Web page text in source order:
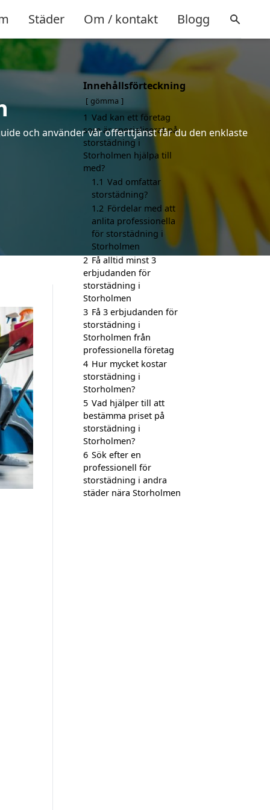
Städer Om / kontakt Blogg
och använder vår offerttjänst får du den enklaste
Innehållsförteckning
gömma
1 Vad kan ett företag
som är specialiserat på
storstädning i
Storholmen hjälpa till
med?
1.1 Vad omfattar
storstädning?
1.2 Fördelar med att
anlita professionella
för storstädning i
Storholmen
2 Få alltid minst 3
erbjudanden för
storstädning i
Storholmen
3 Få 3 erbjudanden för
storstädning i
Storholmen från
professionella företag
4 Hur mycket kostar
storstädning i
Storholmen?
5 Vad hjälper till att
bestämma priset på
storstädning i
Storholmen?
6 Sök efter en
professionell för
storstädning i andra
städer nära Storholmen